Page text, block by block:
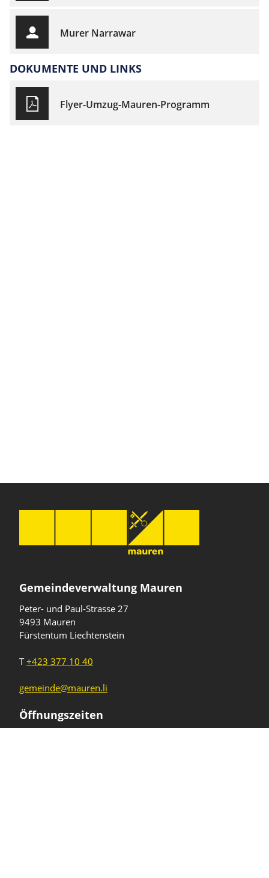
Murer Narrawar
DOKUMENTE UND LINKS
Flyer-Umzug-Mauren-Programm
Gemeindeverwaltung Mauren
Peter- und Paul-Strasse 27
9493 Mauren
Fürstentum Liechtenstein
T+423 377 10 40
gemeinde@mauren.li
Öffnungszeiten